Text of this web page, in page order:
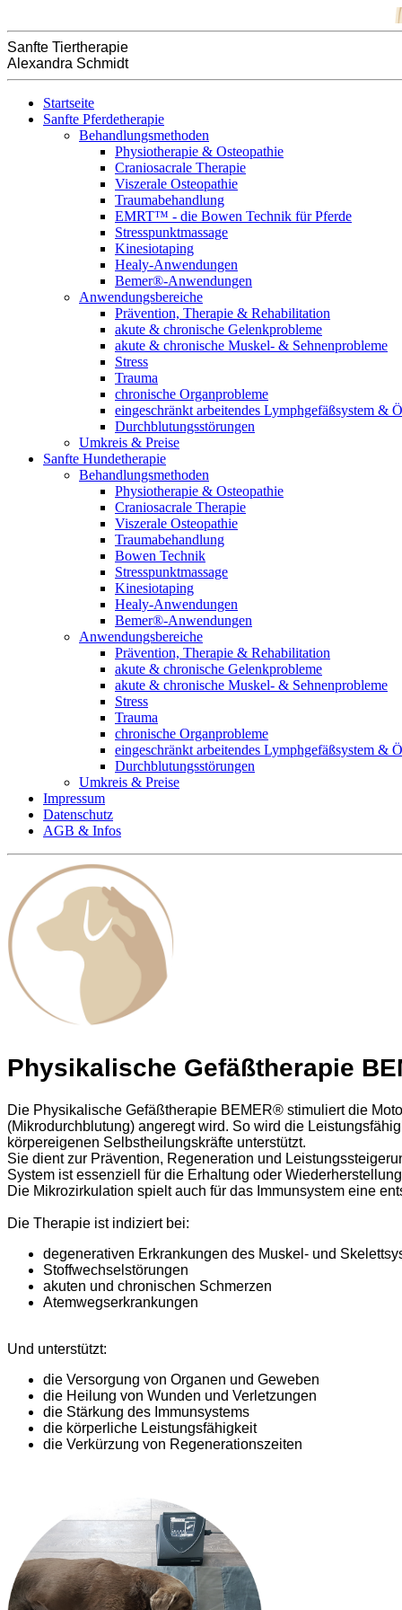
Sanfte Tiertherapie
Alexandra Schmidt
Startseite
Sanfte Pferdetherapie
Behandlungsmethoden
Physiotherapie & Osteopathie
Craniosacrale Therapie
Viszerale Osteopathie
Traumabehandlung
EMRT™ - die Bowen Technik für Pferde
Stresspunktmassage
Kinesiotaping
Healy-Anwendungen
Bemer®-Anwendungen
Anwendungsbereiche
Prävention, Therapie & Rehabilitation
akute & chronische Gelenkprobleme
akute & chronische Muskel- & Sehnenprobleme
Stress
Trauma
chronische Organprobleme
eingeschränkt arbeitendes Lymphgefäßsystem &
Durchblutungsstörungen
Umkreis & Preise
Sanfte Hundetherapie
Behandlungsmethoden
Physiotherapie & Osteopathie
Craniosacrale Therapie
Viszerale Osteopathie
Traumabehandlung
Bowen Technik
Stresspunktmassage
Kinesiotaping
Healy-Anwendungen
Bemer®-Anwendungen
Anwendungsbereiche
Prävention, Therapie & Rehabilitation
akute & chronische Gelenkprobleme
akute & chronische Muskel- & Sehnenprobleme
Stress
Trauma
chronische Organprobleme
eingeschränkt arbeitendes Lymphgefäßsystem &
Durchblutungsstörungen
Umkreis & Preise
Impressum
Datenschutz
AGB & Infos
Physikalische Gefäßtherapie
Die Physikalische Gefäßtherapie BEMER® stimuliert die
(Mikrodurchblutung) angeregt wird. So wird die
körpereigenen Selbstheilungskräfte unterstützt.
Sie dient zur Prävention, Regeneration und
System ist essenziell für die Erhaltung oder
Die Mikrozirkulation spielt auch für das Immunsystem eine
Die Therapie ist indiziert bei:
degenerativen Erkrankungen des Muskel- und
Stoffwechselstörungen
akuten und chronischen Schmerzen
Atemwegserkrankungen
Und unterstützt:
die Versorgung von Organen und Geweben
die Heilung von Wunden und Verletzungen
die Stärkung des Immunsystems
die körperliche Leistungsfähigkeit
die Verkürzung von Regenerationszeiten